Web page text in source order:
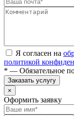
Я согласен на
политикой
* — Обязательное
Заказать услугу
×
Оформить заявку